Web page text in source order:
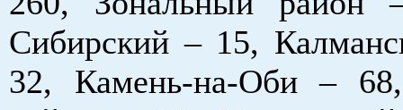
Сибирский – 15,
32, Камень-на-Оби –